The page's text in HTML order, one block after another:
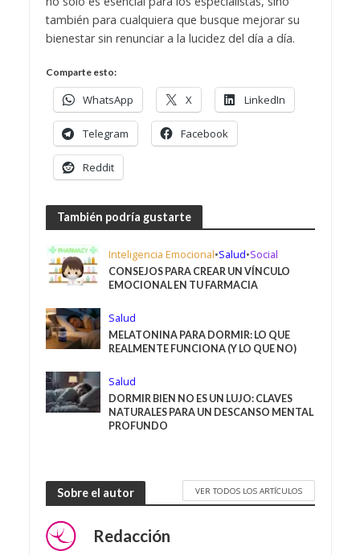
también para cualquiera que busque mejorar su
bienestar sin renunciar a la lucidez del día a día.
Comparte esto:
WhatsApp X LinkedIn
Telegram Facebook
Reddit
También podría gustarte
Inteligencia Emocional•Salud•Social
CONSEJOS PARA CREAR UN VÍNCULO
EMOCIONAL EN TU FARMACIA
Salud
MELATONINA PARA DORMIR: LO QUE
REALMENTE FUNCIONA (Y LO QUE NO)
Salud
DORMIR BIEN NO ES UN LUJO: CLAVES
NATURALES PARA UN DESCANSO MENTAL
PROFUNDO
Sobre el autor VER TODOS LOS ARTÍCULOS
Redacción